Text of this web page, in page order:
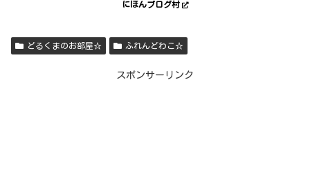
にほんブログ村
どるくまのお部屋☆ ふれんどわこ☆
スポンサーリンク